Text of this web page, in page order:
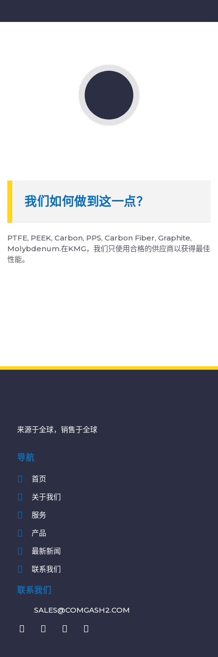
我们如何做到这一点？
PTFE, PEEK, Carbon, PPS, Carbon Fiber, Graphite,
Molybdenum.在KMG，我们只使用合格的供应商以获得最佳
性能。
来源于全球，销售于全球
导航
首页
关于我们
服务
产品
最新新闻
联系我们
联系我们
SALES@COMGASH2.COM